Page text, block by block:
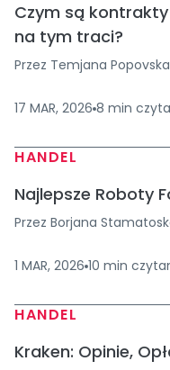
Czym są
na tym traci?
Przez Temjana Popovska
17 MAR, 2026 8 min
HANDEL
Najlepsze Roboty
Przez Borjana
1 MAR, 2026 10 min
HANDEL
Kraken: Opinie,